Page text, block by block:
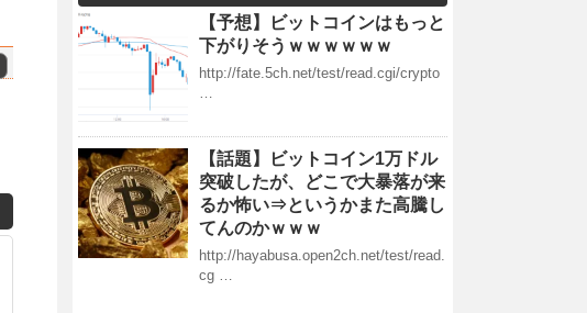
【予想】ビットコインはもっと
下がりそうｗｗｗｗｗｗ
http://fate.5ch.net/test/read.cgi/crypto
…
【話題】ビットコイン1万ドル
突破したが、どこで大暴落が来
るか怖い⇒というかまた高騰し
てんのかｗｗｗ
http://hayabusa.open2ch.net/test/read.
cg …